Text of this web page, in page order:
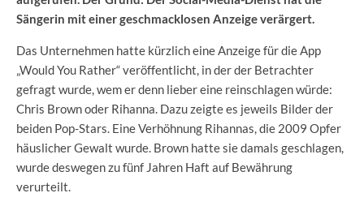
Sängerin mit einer geschmacklosen Anzeige verärgert.
Das Unternehmen hatte kürzlich eine Anzeige für die App
„Would You Rather“ veröffentlicht, in der der Betrachter
gefragt wurde, wem er denn lieber eine reinschlagen würde:
Chris Brown oder Rihanna. Dazu zeigte es jeweils Bilder der
beiden Pop-Stars. Eine Verhöhnung Rihannas, die 2009 Opfer
häuslicher Gewalt wurde. Brown hatte sie damals geschlagen,
wurde deswegen zu fünf Jahren Haft auf Bewährung
verurteilt.